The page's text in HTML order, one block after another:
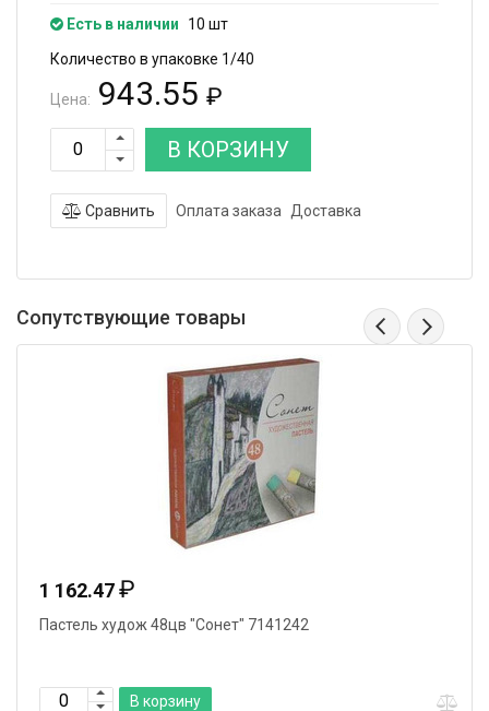
Есть в наличии
10 шт
Количество в упаковке 1/40
Цена: 943.55 ₽
В КОРЗИНУ
Сравнить Оплата заказа Доставка
Сопутствующие товары
1 162.47₽
Пастель худож 48цв "Сонет" 7141242
В корзину